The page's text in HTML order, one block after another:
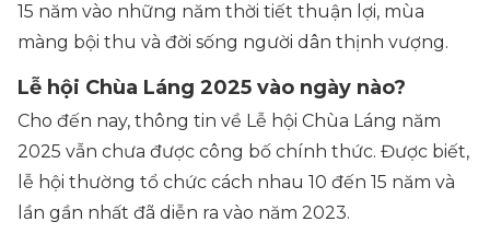
15 năm vào những năm thời tiết thuận lợi, mùa
màng bội thu và đời sống người dân thịnh vượng.
Lễ hội Chùa Láng 2025 vào ngày nào?
Cho đến nay, thông tin về Lễ hội Chùa Láng năm
2025 vẫn chưa được công bố chính thức. Được biết,
lễ hội thường tổ chức cách nhau 10 đến 15 năm và
lần gần nhất đã diễn ra vào năm 2023.